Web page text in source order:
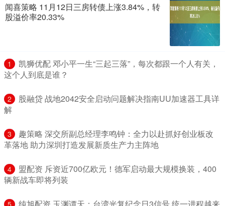
闻喜策略 11月12日三房转债上涨3.84%，转
股溢价率20.33%
1
​凯狮优配 邓小平一生“三起三落”，每次都跟一个人有关，
这个人到底是谁？
2
​股融贷 战地2042安全启动问题解决指南UU加速器工具详
解
3
​趣策略 深交所副总经理李鸣钟：全力以赴抓好创业板改
革落地 助力深圳打造发展新质生产力主阵地
4
​盟配资 斥资近700亿欧元！德军启动最大规模换装，400
辆新战车即将列装
5 ​纯旭配资 玉渊谭天：台湾光复纪念日3信号 统一进程越来